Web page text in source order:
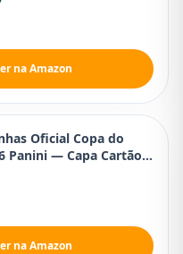
na Amazon
Oficial Copa do
Panini — Capa Cartão
na Amazon